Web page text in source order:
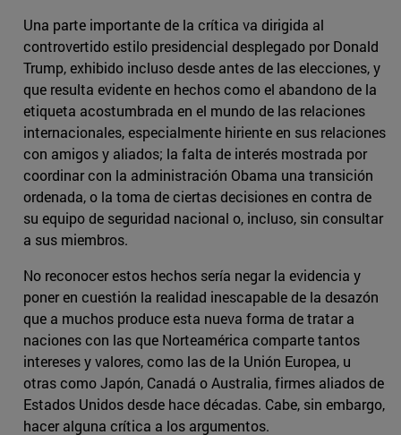
Una parte importante de la crítica va dirigida al
controvertido estilo presidencial desplegado por Donald
Trump, exhibido incluso desde antes de las elecciones, y
que resulta evidente en hechos como el abandono de la
etiqueta acostumbrada en el mundo de las relaciones
internacionales, especialmente hiriente en sus relaciones
con amigos y aliados; la falta de interés mostrada por
coordinar con la administración Obama una transición
ordenada, o la toma de ciertas decisiones en contra de
su equipo de seguridad nacional o, incluso, sin consultar
a sus miembros.
No reconocer estos hechos sería negar la evidencia y
poner en cuestión la realidad inescapable de la desazón
que a muchos produce esta nueva forma de tratar a
naciones con las que Norteamérica comparte tantos
intereses y valores, como las de la Unión Europea, u
otras como Japón, Canadá o Australia, firmes aliados de
Estados Unidos desde hace décadas. Cabe, sin embargo,
hacer alguna crítica a los argumentos.